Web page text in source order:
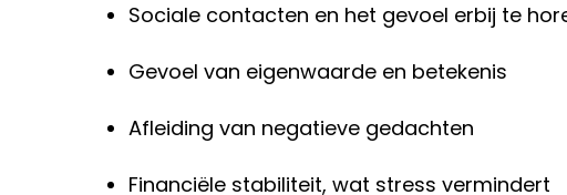
Sociale contacten en het gevoel erbij te
Gevoel van eigenwaarde en betekenis
Afleiding van negatieve gedachten
Financiële stabiliteit, wat stress vermindert